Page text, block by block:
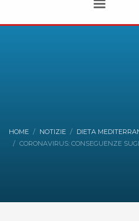
HOME NOTIZIE
DIETA
CORONAVIRUS: CONSEGUENZE